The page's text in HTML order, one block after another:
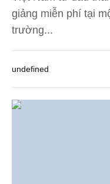
giảng miễn phí tại
trường...
undefined